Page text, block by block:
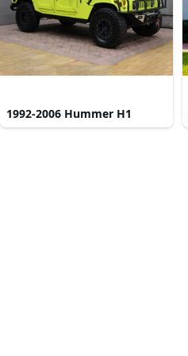
1992-2006 Hummer H1